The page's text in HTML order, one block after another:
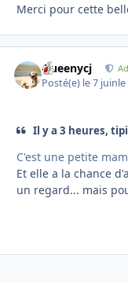
Merci pour cette
Queenycj
Posté(e) le 7 juin
Il y a 3 heures,
C'est une petite
Et elle a la chance
un regard... mais